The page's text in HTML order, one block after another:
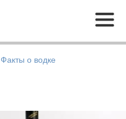
Меню
Факты о водке